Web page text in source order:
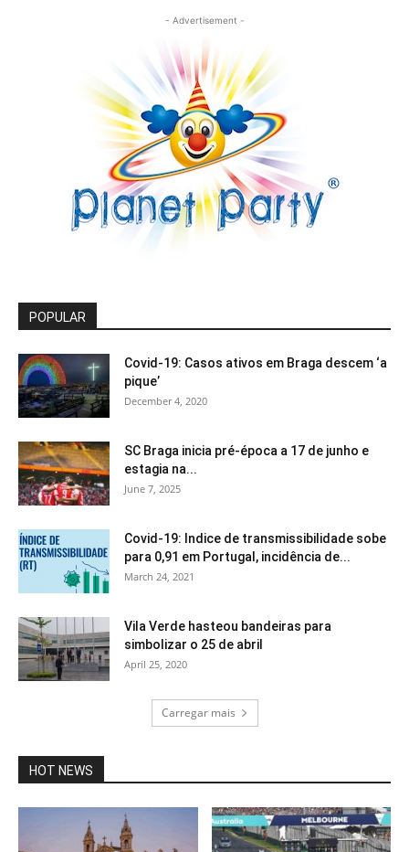
- Advertisement -
POPULAR
Covid-19: Casos ativos em Braga descem ‘a
pique’
December 4, 2020
SC Braga inicia pré-época a 17 de junho e
estagia na...
June 7, 2025
Covid-19: Indice de transmissibilidade sobe
para 0,91 em Portugal, incidência de...
March 24, 2021
Vila Verde hasteou bandeiras para
simbolizar o 25 de abril
April 25, 2020
Carregar mais
HOT NEWS